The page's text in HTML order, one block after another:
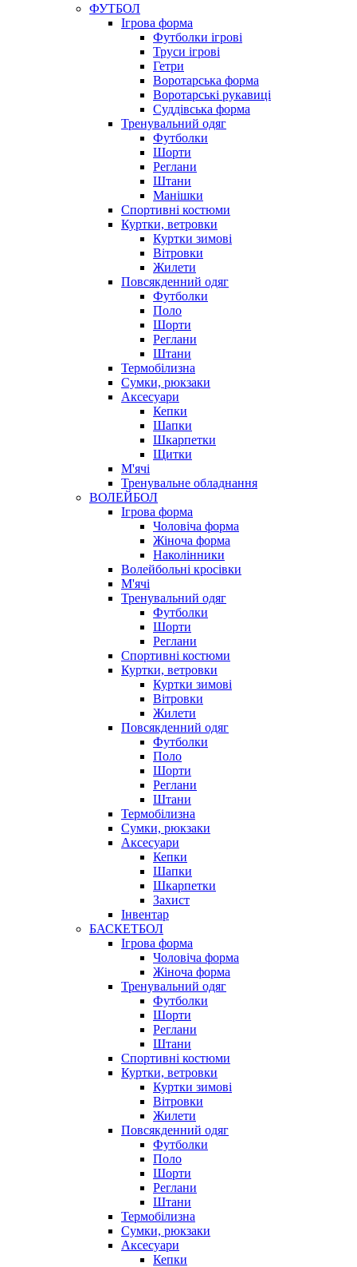
ФУТБОЛ
Ігрова форма
Футболки ігрові
Труси ігрові
Гетри
Воротарська форма
Воротарські рукавиці
Суддівська форма
Тренувальний одяг
Футболки
Шорти
Реглани
Штани
Манішки
Спортивні костюми
Куртки, ветровки
Куртки зимові
Вітровки
Жилети
Повсякденний одяг
Футболки
Поло
Шорти
Реглани
Штани
Термобілизна
Сумки, рюкзаки
Аксесуари
Кепки
Шапки
Шкарпетки
Щитки
М'ячі
Тренувальне обладнання
ВОЛЕЙБОЛ
Ігрова форма
Чоловіча форма
Жіноча форма
Наколінники
Волейбольні кросівки
М'ячі
Тренувальний одяг
Футболки
Шорти
Реглани
Спортивні костюми
Куртки, ветровки
Куртки зимові
Вітровки
Жилети
Повсякденний одяг
Футболки
Поло
Шорти
Реглани
Штани
Термобілизна
Сумки, рюкзаки
Аксесуари
Кепки
Шапки
Шкарпетки
Захист
Інвентар
БАСКЕТБОЛ
Ігрова форма
Чоловіча форма
Жіноча форма
Тренувальний одяг
Футболки
Шорти
Реглани
Штани
Спортивні костюми
Куртки, ветровки
Куртки зимові
Вітровки
Жилети
Повсякденний одяг
Футболки
Поло
Шорти
Реглани
Штани
Термобілизна
Сумки, рюкзаки
Аксесуари
Кепки